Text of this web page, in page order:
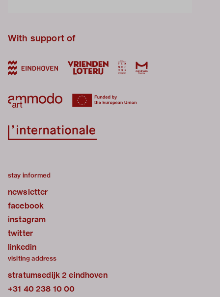
With support of
stay informed
newsletter
facebook
instagram
twitter
linkedin
visiting address
stratumsedijk 2 eindhoven
+31 40 238 10 00